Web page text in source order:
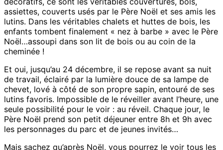
assiettes, couverts usés par le Père Noël et ses amis les
lutins. Dans les véritables chalets et huttes de bois, les
enfants tombent finalement « nez à barbe » avec le Père
Noël…assoupi dans son lit de bois ou au coin de la
cheminée !
Et oui, jusqu’au 24 décembre, il se repose avant sa nuit
de travail, éclairé par la lumière douce de sa lampe de
chevet, lové à côté de son propre sapin, entouré de ses
lutins favoris. Impossible de le réveiller avant l’heure, une
seule possibilité pour le voir : au réveil. Chaque jour, le
Père Noël prend son petit déjeuner entre 8h et 9h avec
les personnages du parc et de jeunes invités…
Mais sachez qu’après Noël, vous pourrez le voir tous les